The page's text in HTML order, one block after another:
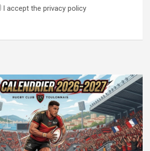
I accept the privacy policy